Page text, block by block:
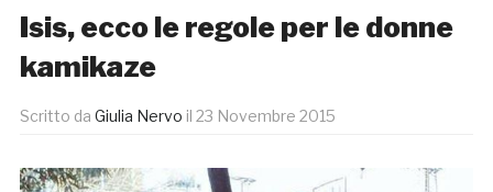
Isis, ecco le regole per le donne
kamikaze
Scritto da Giulia Nervo il 23 Novembre 2015